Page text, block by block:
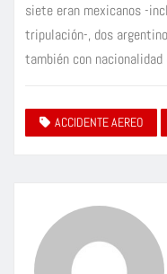
siete eran mexicanos -
tripulación-, dos
también con nacionalidad
ACCIDENTE AEREO